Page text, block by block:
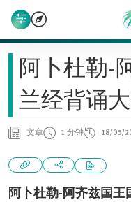
阿卜杜勒-
兰经背诵
文章 1 分钟 18/05/
阿卜杜勒-阿齐兹国